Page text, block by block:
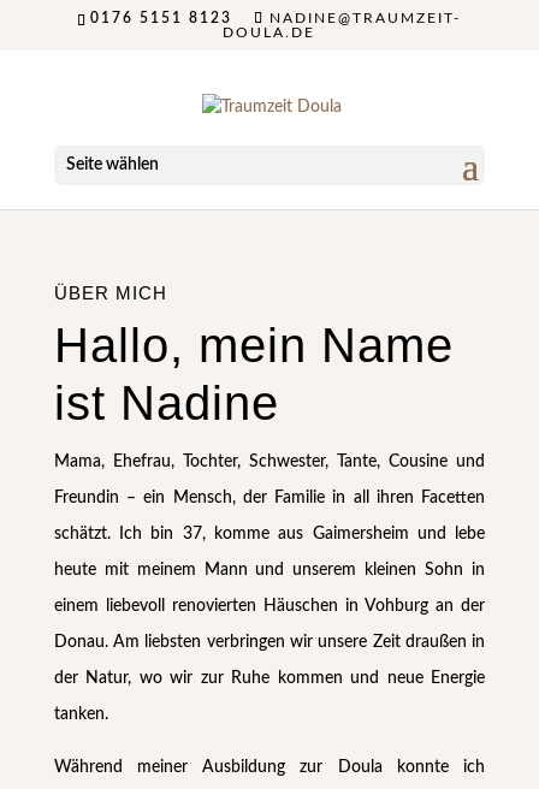
0176 5151 8123
NADINE@TRAUMZEIT-
DOULA.DE
Seite wählen
ÜBER MICH
Hallo, mein Name
ist Nadine
Mama, Ehefrau, Tochter, Schwester, Tante, Cousine und
Freundin – ein Mensch, der Familie in all ihren Facetten
schätzt. Ich bin 37, komme aus Gaimersheim und lebe
heute mit meinem Mann und unserem kleinen Sohn in
einem liebevoll renovierten Häuschen in Vohburg an der
Donau. Am liebsten verbringen wir unsere Zeit draußen in
der Natur, wo wir zur Ruhe kommen und neue Energie
tanken.
Während meiner Ausbildung zur Doula konnte ich